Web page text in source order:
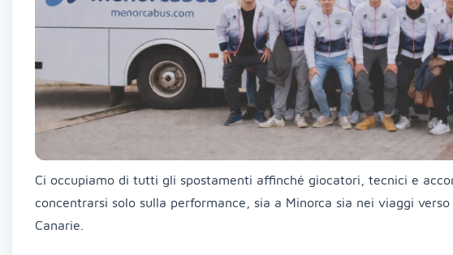
Ci occupiamo di tutti gli spostamenti affinché giocatori, tecnici e
concentrarsi solo sulla performance, sia a Minorca sia nei viaggi
Canarie.